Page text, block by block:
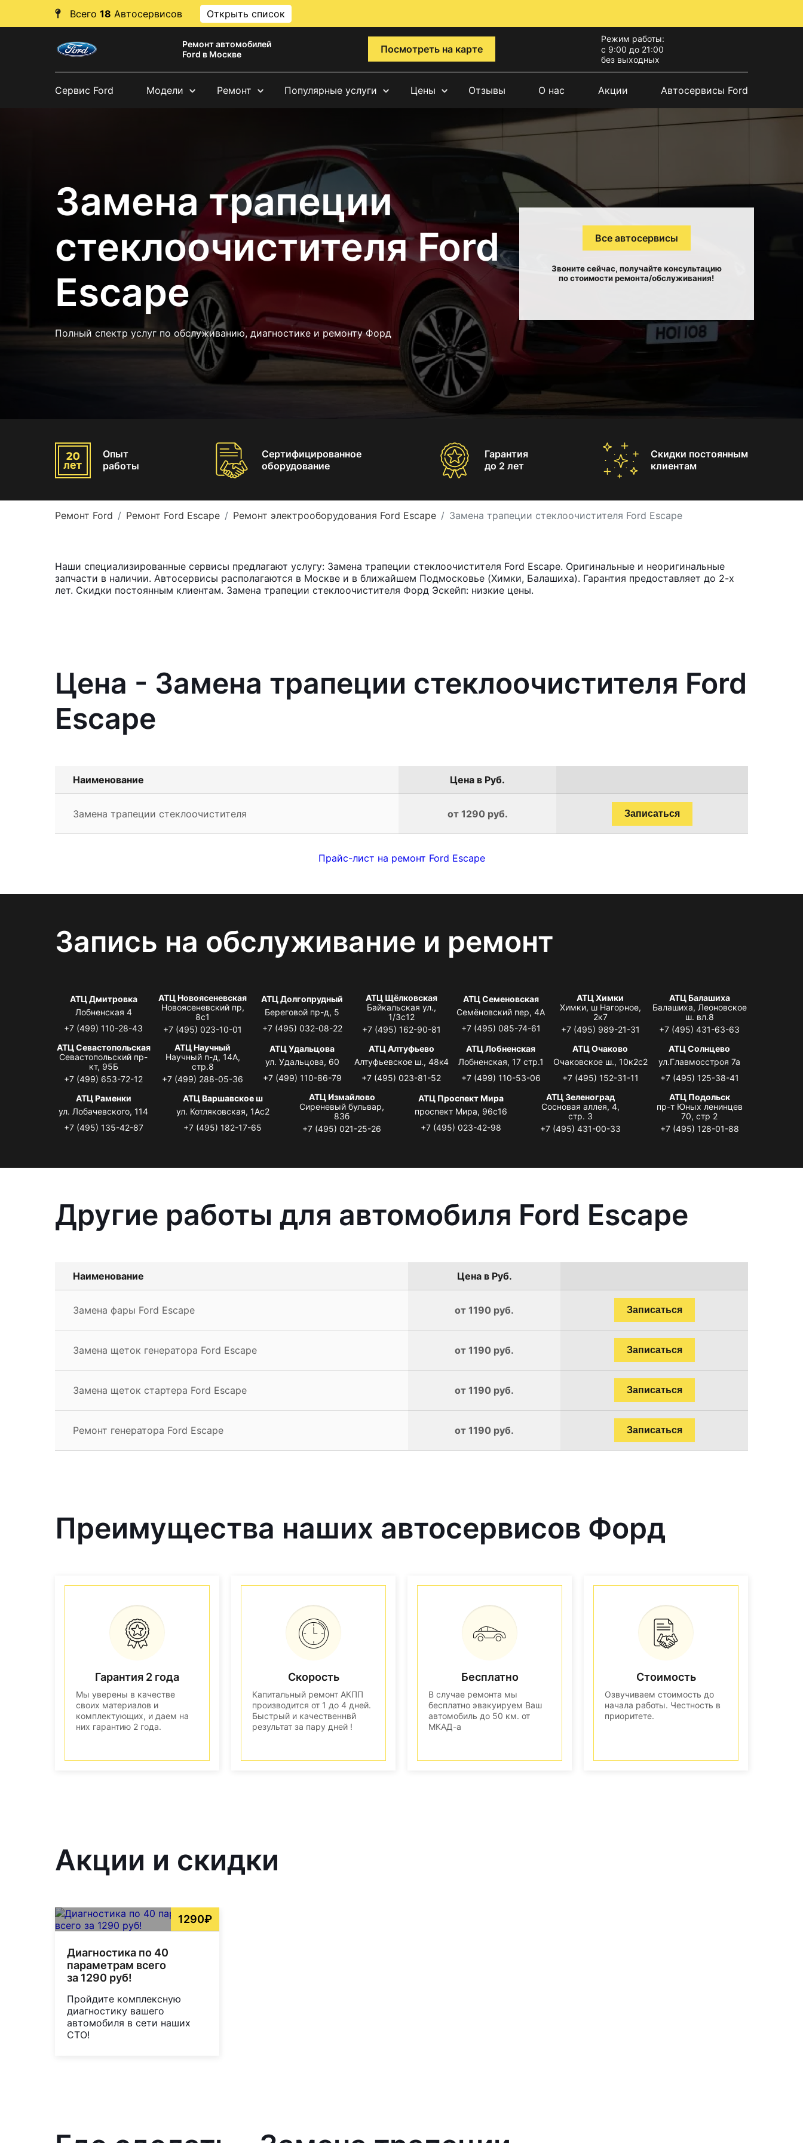
Всего 18 Автосервисов Открыть список
Ремонт автомобилей
Ford в Москве
Посмотреть на карте
Режим работы:
с 9:00 до 21:00
без выходных
Сервис Ford Модели Ремонт Популярные услуги Цены Отзывы О нас Акции Автосервисы Ford
Замена трапеции
стеклоочистителя Ford
Escape
Полный спектр услуг по обслуживанию, диагностике и ремонту Форд
Все автосервисы
Звоните сейчас, получайте консультацию
по стоимости ремонта/обслуживания!
Опыт
работы
Сертифицированное
оборудование
Гарантия
до 2 лет
Скидки постоянным
клиентам
Ремонт Ford Ремонт Ford Escape Ремонт электрооборудования Ford Escape Замена трапеции стеклоочистителя Ford Escape
Наши специализированные сервисы предлагают услугу: Замена трапеции стеклоочистителя Ford Escape. Оригинальные и неоригинальные
запчасти в наличии. Автосервисы располагаются в Москве и в ближайшем Подмосковье (Химки, Балашиха). Гарантия предоставляет до 2-х
лет. Скидки постоянным клиентам. Замена трапеции стеклоочистителя Форд Эскейп: низкие цены.
Цена - Замена трапеции стеклоочистителя Ford
Escape
Наименование Цена в Руб.
Замена трапеции стеклоочистителя от 1290 руб. Записаться
Прайс-лист на ремонт Ford Escape
Запись на обслуживание и ремонт
АТЦ Дмитровка
Лобненская 4
+7 (499) 110-28-43
АТЦ Новоясеневская
Новоясеневский пр,
8с1
+7 (495) 023-10-01
АТЦ Долгопрудный
Береговой пр-д, 5
+7 (495) 032-08-22
АТЦ Щёлковская
Байкальская ул.,
1/3с12
+7 (495) 162-90-81
АТЦ Семеновская
Семёновский пер, 4А
+7 (495) 085-74-61
АТЦ Химки
Химки, ш Нагорное,
2к7
+7 (495) 989-21-31
АТЦ Балашиха
Балашиха, Леоновское
ш. вл.8
+7 (495) 431-63-63
АТЦ Севастопольская
Севастопольский пр-
кт, 95Б
+7 (499) 653-72-12
АТЦ Научный
Научный п-д, 14А,
стр.8
+7 (499) 288-05-36
АТЦ Удальцова
ул. Удальцова, 60
+7 (499) 110-86-79
АТЦ Алтуфьево
Алтуфьевское ш., 48к4
+7 (495) 023-81-52
АТЦ Лобненская
Лобненская, 17 стр.1
+7 (499) 110-53-06
АТЦ Очаково
Очаковское ш., 10к2с2
+7 (495) 152-31-11
АТЦ Солнцево
ул.Главмосстроя 7а
+7 (495) 125-38-41
АТЦ Раменки
ул. Лобачевского, 114
+7 (495) 135-42-87
АТЦ Варшавское ш
ул. Котляковская, 1Ас2
+7 (495) 182-17-65
АТЦ Измайлово
Сиреневый бульвар,
83б
+7 (495) 021-25-26
АТЦ Проспект Мира
проспект Мира, 96с16
+7 (495) 023-42-98
АТЦ Зеленоград
Сосновая аллея, 4,
стр. 3
+7 (495) 431-00-33
АТЦ Подольск
пр-т Юных ленинцев
70, стр 2
+7 (495) 128-01-88
Другие работы для автомобиля Ford Escape
Наименование Цена в Руб.
Замена фары Ford Escape от 1190 руб. Записаться
Замена щеток генератора Ford Escape от 1190 руб. Записаться
Замена щеток стартера Ford Escape от 1190 руб. Записаться
Ремонт генератора Ford Escape от 1190 руб. Записаться
Преимущества наших автосервисов Форд
Гарантия 2 года
Мы уверены в качестве
своих материалов и
комплектующих, и даем на
них гарантию 2 года.
Скорость
Капитальный ремонт АКПП
производится от 1 до 4 дней.
Быстрый и качественнвй
результат за пару дней !
Бесплатно
В случае ремонта мы
бесплатно эвакуируем Ваш
автомобиль до 50 км. от
МКАД-а
Стоимость
Озвучиваем стоимость до
начала работы. Честность в
приоритете.
Акции и скидки
1290₽
Диагностика по 40
параметрам всего
за 1290 руб!
Пройдите комплексную
диагностику вашего
автомобиля в сети наших
СТО!